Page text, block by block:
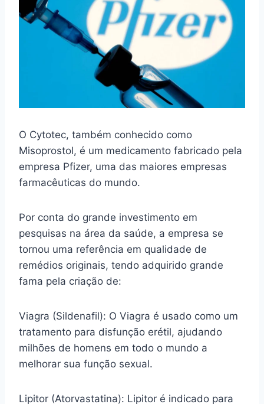
O Cytotec, também conhecido como
Misoprostol, é um medicamento fabricado pela
empresa Pfizer, uma das maiores empresas
farmacêuticas do mundo.
Por conta do grande investimento em
pesquisas na área da saúde, a empresa se
tornou uma referência em qualidade de
remédios originais, tendo adquirido grande
fama pela criação de:
Viagra (Sildenafil): O Viagra é usado como um
tratamento para disfunção erétil, ajudando
milhões de homens em todo o mundo a
melhorar sua função sexual.
Lipitor (Atorvastatina): Lipitor é indicado para